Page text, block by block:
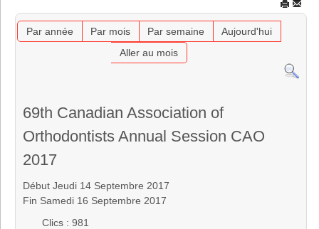
Par année Par mois Par semaine
Aujourd'hui
Aller au mois
69th Canadian Association of
Orthodontists Annual Session CAO
2017
Début Jeudi 14 Septembre 2017
Fin Samedi 16 Septembre 2017
Clics : 981